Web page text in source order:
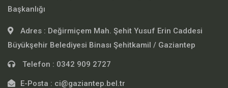
Başkanlığı
Adres : Değirmiçem Mah. Şehit Yusuf Erin Caddesi
Büyükşehir Belediyesi Binası Şehitkamil / Gaziantep
Telefon : 0342 909 2727
E-Posta : ci@gaziantep.bel.tr